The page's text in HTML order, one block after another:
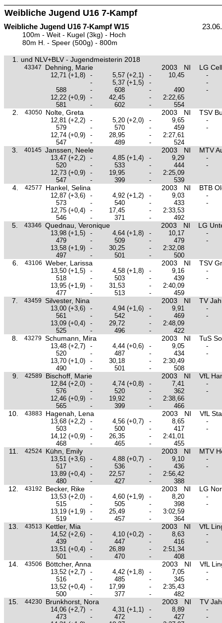
Weibliche Jugend U16 7-Kampf
Weibliche Jugend U16 7-Kampf W15
100m - Weit - Kugel (3kg) - Hoch
80m H. - Speer (500g) - 800m
1. und NLV+BLV - Jugendmeisterin 2018
43347 Dehning, Marie 2003 NI LG
12,71 (+1,8) - 5,57 (+2,1) - 10,45
-
-
5,37 (+1,5) -
-
588
- 608 - 490
-
12,22 (+0,9) - 42,45 -
2:22,65
581
- 602 - 554
2. 43050 Nolte, Greta 2003 NI TSV
12,81 (+2,2) - 5,20 (+2,0) - 9,65
-
579
- 570 - 459
-
12,74 (+0,9) - 28,95 -
2:27,61
547
- 489 - 524
3. 40145 Janssen, Neele 2003 NI MTV
13,47 (+2,2) - 4,85 (+1,4) - 9,29
-
520
- 533 - 444
-
12,73 (+0,9) - 19,95 -
2:25,09
547
- 399 - 539
4. 42577 Hankel, Selina 2003 NI BTB
12,87 (+3,6) - 4,92 (+1,2) - 9,03
-
573
- 540 - 433
-
12,75 (+0,4) - 17,45 -
2:33,53
546
- 371 - 492
5. 43346 Quednau, Veronique 2003 NI LG
13,98 (+1,5) - 4,64 (+1,8) - 10,17
-
479
- 509 - 479
-
13,58 (+1,9) - 30,25 -
2:32,08
497
- 501 - 500
6. 43106 Weber, Larissa 2003 NI TSV
13,50 (+1,5) - 4,58 (+1,8) - 9,16
-
518
- 503 - 439
-
13,95 (+1,9) - 31,53 -
2:40,09
477
- 513 - 459
7. 43459 Silvester, Nina 2003 NI TV
13,00 (+3,6) - 4,94 (+1,6) - 9,91
-
561
- 542 - 469
-
13,09 (+0,4) - 29,72 -
2:48,09
525
- 496 - 422
8. 43279 Schumann, Mira 2003 NI TuS
13,48 (+2,7) - 4,44 (+0,6) - 9,05
-
520
- 487 - 434
-
13,70 (+1,0) - 30,18 -
2:30,49
490
- 501 - 508
9. 42589 Bischoff, Marie 2003 NI VfL
12,84 (+2,0) - 4,74 (+0,8) - 7,41
-
576
- 520 - 362
-
12,46 (+0,9) - 19,92 -
2:38,66
565
- 399 - 466
10. 43883 Hagenah, Lena 2003 NI VfL
13,68 (+2,2) - 4,56 (+0,7) - 8,65
-
503
- 500 - 417
-
14,12 (+0,9) - 26,35 -
2:41,01
468
- 465 - 455
11. 42524 Kühn, Emily 2003 NI MTV
13,51 (+3,6) - 4,88 (+0,7) - 9,10
-
517
- 536 - 436
-
13,89 (+0,4) - 22,57 -
2:56,42
480
- 427 - 388
12. 43192 Becker, Rike 2003 NI LG
13,53 (+2,0) - 4,60 (+1,9) - 8,20
-
515
- 505 - 398
-
13,19 (+1,9) - 25,49 -
3:02,59
519
- 457 - 364
13. 43513 Kettler, Mia 2003 NI VfL
14,52 (+2,6) - 4,10 (+0,2) - 8,63
-
439
- 447 - 416
-
13,51 (+0,4) - 26,89 -
2:51,34
501
- 470 - 408
14. 43506 Böttcher, Anna 2003 NI VfL
13,52 (+2,7) - 4,42 (+1,8) - 7,05
-
516
- 485 - 345
-
13,52 (+0,4) - 17,99 -
2:35,43
500
- 377 - 482
15. 44230 Brunkhorst, Nora 2003 NI TV
14,06 (+2,7) - 4,31 (+1,1) - 8,89
-
473
- 472 - 427
-